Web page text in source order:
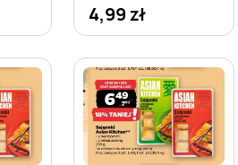
4,99 zł